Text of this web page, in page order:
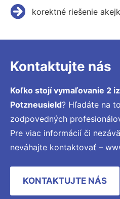
korektné riešenie
Kontaktujte nás
Koľko stojí vymaľovanie 2
Potzneusield? Hľadáte na
zodpovedných
Pre viac informácií či
neváhajte kontaktovať –
KONTAKTUJTE NÁS